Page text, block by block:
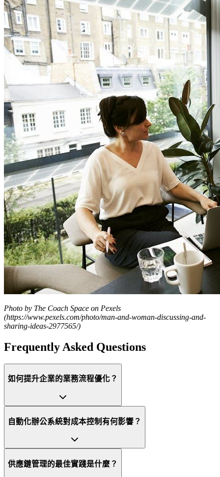
Photo by The Coach Space on Pexels
(https://www.pexels.com/photo/man-and-woman-discussing-and-
sharing-ideas-2977565/)
Frequently Asked Questions
如何提升企業的業務流程優化？
自動化辦公系統對成本控制有何影響？
供應鏈管理的最佳實踐是什麼？